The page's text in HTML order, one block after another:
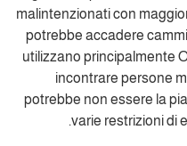
malintenzionati con
potrebbe accadere
utilizzano principalmente
incontrare persone
potrebbe non essere la
varie restrizioni di